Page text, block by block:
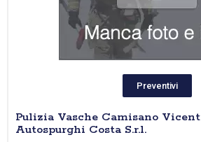
Preventivi
Pulizia Vasche Camisano
Autospurghi Costa S.r.l.